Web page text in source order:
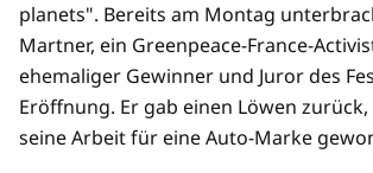
planets". Bereits am Montag
Martner, ein Greenpeace-France-
ehemaliger Gewinner und Juror des
Eröffnung. Er gab einen Löwen
seine Arbeit für eine Auto-Marke